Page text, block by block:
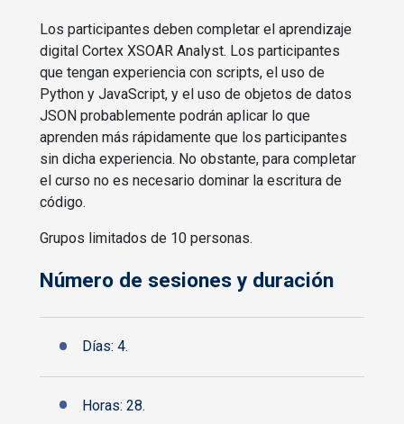
Los participantes deben completar el aprendizaje
digital Cortex XSOAR Analyst. Los participantes
que tengan experiencia con scripts, el uso de
Python y JavaScript, y el uso de objetos de datos
JSON probablemente podrán aplicar lo que
aprenden más rápidamente que los participantes
sin dicha experiencia. No obstante, para completar
el curso no es necesario dominar la escritura de
código.
Grupos limitados de 10 personas.
Número de sesiones y duración
Días: 4.
Horas: 28.